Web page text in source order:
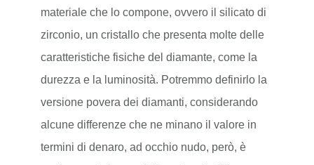
materiale che lo compone, ovvero il silicato di
zirconio, un cristallo che presenta molte delle
caratteristiche fisiche del diamante, come la
durezza e la luminosità. Potremmo definirlo la
versione povera dei diamanti, considerando
alcune differenze che ne minano il valore in
termini di denaro, ad occhio nudo, però, è